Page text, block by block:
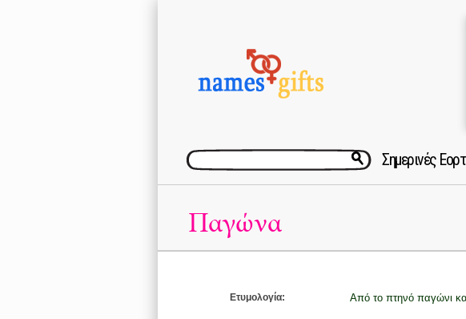
Σημερινές
Παγώνα
Ετυμολογία: Από το πτηνό παγώνι